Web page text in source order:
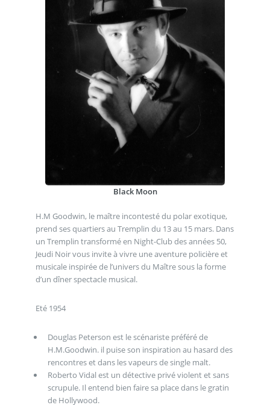
Black Moon
H.M Goodwin, le maître incontesté du polar exotique,
prend ses quartiers au Tremplin du 13 au 15 mars. Dans
un Tremplin transformé en Night-Club des années 50,
Jeudi Noir vous invite à vivre une aventure policière et
musicale inspirée de l’univers du Maître sous la forme
d’un dîner spectacle musical.
Eté 1954
Douglas Peterson est le scénariste préféré de
H.M.Goodwin. il puise son inspiration au hasard des
rencontres et dans les vapeurs de single malt.
Roberto Vidal est un détective privé violent et sans
scrupule. Il entend bien faire sa place dans le gratin
de Hollywood.